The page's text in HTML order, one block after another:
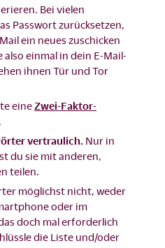
Bei vielen
Passwort zurücksetzen,
ein neues zuschicken
also einmal in dein E-Mail-
ihnen Tür und Tor
eine Zwei-Faktor-
vertraulich. Nur in
du sie mit anderen,
teilen.
möglichst nicht, weder
oder im
doch mal erforderlich
die Liste und/oder